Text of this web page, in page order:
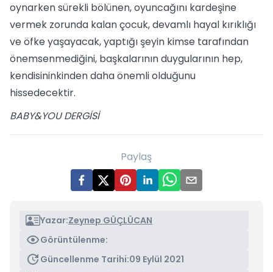
oynarken sürekli bölünen, oyuncağını kardeşine
vermek zorunda kalan çocuk, devamlı hayal kırıklığı
ve öfke yaşayacak, yaptığı şeyin kimse tarafından
önemsenmediğini, başkalarının duygularının hep,
kendisininkinden daha önemli olduğunu
hissedecektir.
BABY&YOU DERGİSİ
Paylaş
Yazar:Zeynep GÜÇLÜCAN
Görüntülenme:
Güncellenme Tarihi:09 Eylül 2021